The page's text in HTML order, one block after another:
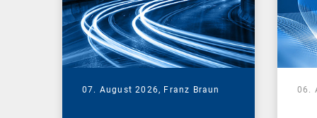
07. August 2026, Franz Braun 06.